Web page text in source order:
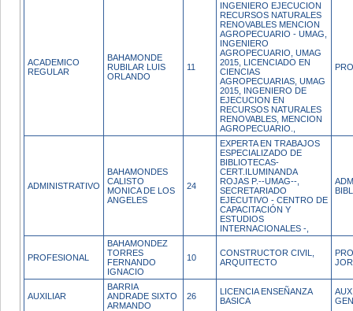
ACADEMICO
REGULAR
BAHAMONDE
RUBILAR LUIS
ORLANDO
11
INGENIERO EJECUCION
RECURSOS NATURALES
RENOVABLES MENCION
AGROPECUARIO - UMAG,
INGENIERO
AGROPECUARIO, UMAG
2015, LICENCIADO EN
CIENCIAS
AGROPECUARIAS, UMAG
2015, INGENIERO DE
EJECUCION EN
RECURSOS NATURALES
RENOVABLES, MENCION
AGROPECUARIO.,
ADMINISTRATIVO
BAHAMONDES
CALISTO
MONICA DE LOS
ANGELES
24
EXPERTA EN TRABAJOS
ESPECIALIZADO DE
BIBLIOTECAS-
CERT.ILUMINANDA
ROJAS P.--UMAG--,
SECRETARIADO
EJECUTIVO - CENTRO DE
CAPACITACIÓN Y
ESTUDIOS
INTERNACIONALES -,
PROFESIONAL
BAHAMONDEZ
TORRES
FERNANDO
IGNACIO
10
CONSTRUCTOR CIVIL,
ARQUITECTO
AUXILIAR
BARRIA
ANDRADE SIXTO
ARMANDO
26
LICENCIA ENSEÑANZA
BASICA